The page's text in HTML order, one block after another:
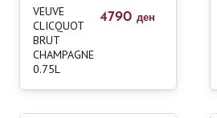
VEUVE
CLICQUOT
BRUT
CHAMPAGNE
0.75L
4790 ден